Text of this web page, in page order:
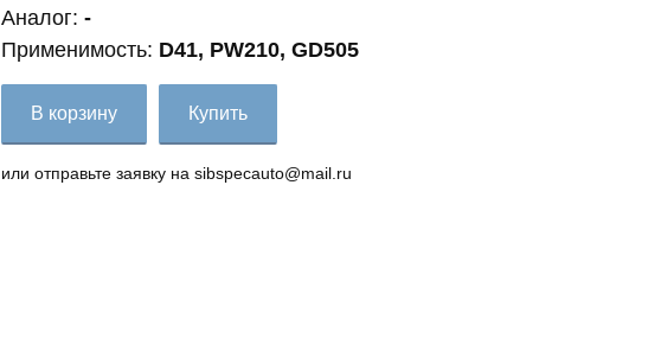
Аналог: -
Применимость: D41, PW210, GD505
В корзину Купить
или отправьте заявку на sibspecauto@mail.ru